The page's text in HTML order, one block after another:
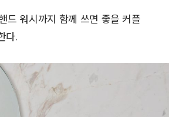
드 워시까지 함께 쓰면 좋을 커플
다.